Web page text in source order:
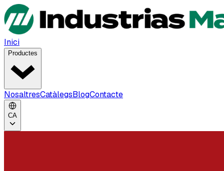
Inici
Productes
NosaltresCatàlegsBlogContacte
CA